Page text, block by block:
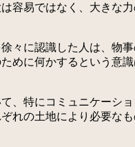
容易ではなく、大きな
々に認識した人は、物事
めに何かするという意
、特にコミュニケーショ
れの土地により必要な